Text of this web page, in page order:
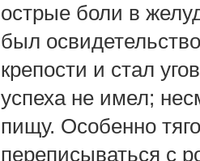
острые боли в
был
крепости и стал
успеха не имел;
пищу. Особенно
переписываться с